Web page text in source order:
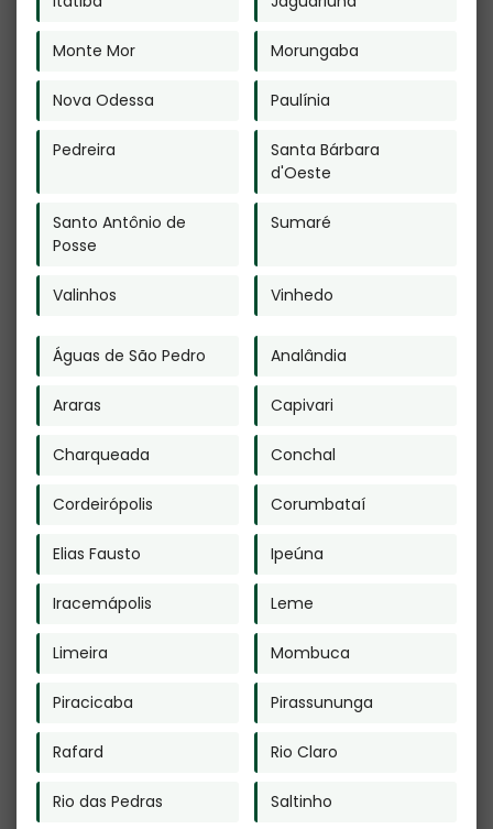
Monte Mor Morungaba
Nova Odessa Paulínia
Pedreira
Santa Bárbara
d'Oeste
Santo Antônio de
Posse
Sumaré
Valinhos Vinhedo
Águas de São Pedro Analândia
Araras Capivari
Charqueada Conchal
Cordeirópolis Corumbataí
Elias Fausto Ipeúna
Iracemápolis Leme
Limeira Mombuca
Piracicaba Pirassununga
Rafard Rio Claro
Rio das Pedras Saltinho
Cremação de
em Interlagos
Cremação de
em Arujá
Crematório para
Alvim
Empresa de
Cremação de
Campo Limpo
Urnas Cinerarias
em Morros -